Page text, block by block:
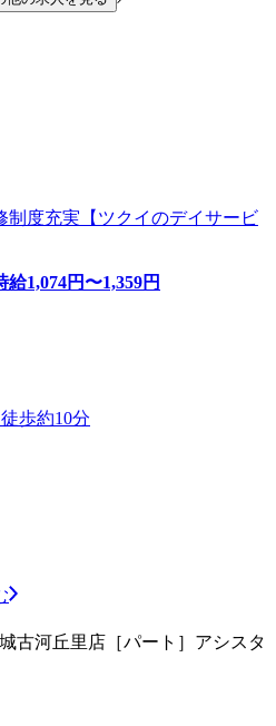
制度充実【ツクイのデイサービ
給1,074円〜1,359円
歩約10分
古河丘里店［パート］アシスタ